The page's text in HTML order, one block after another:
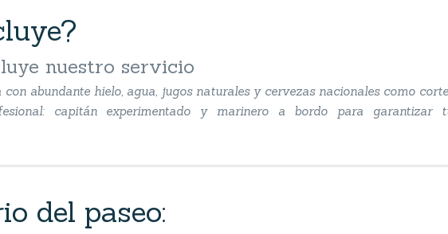
nuestro servicio
con abundante hielo, agua, jugos naturales y cervezas nacionales como
capitán experimentado y marinero a bordo para garantizar
del paseo: